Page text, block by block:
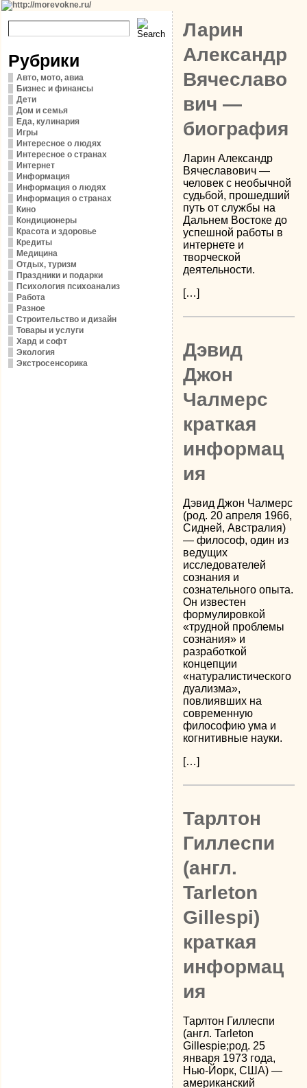
Рубрики
Авто, мото, авиа
Бизнес и финансы
Дети
Дом и семья
Еда, кулинария
Игры
Интересное о людях
Интересное о странах
Интернет
Информация
Информация о людях
Информация о странах
Кино
Кондиционеры
Красота и здоровье
Кредиты
Медицина
Отдых, туризм
Праздники и подарки
Психология психоанализ
Работа
Разное
Строительство и дизайн
Товары и услуги
Хард и софт
Экология
Экстросенсорика
Ларин
Александр
Вячеславо
вич —
биография
Ларин Александр
Вячеславович —
человек с необычной
судьбой, прошедший
путь от службы на
Дальнем Востоке до
успешной работы в
интернете и
творческой
деятельности.
[…]
Дэвид
Джон
Чалмерс
краткая
информац
ия
Дэвид Джон Чалмерс
(род. 20 апреля 1966,
Сидней, Австралия)
— философ, один из
ведущих
исследователей
сознания и
сознательного опыта.
Он известен
формулировкой
«трудной проблемы
сознания» и
разработкой
концепции
«натуралистического
дуализма»,
повлиявших на
современную
философию ума и
когнитивные науки.
[…]
Тарлтон
Гиллеспи
(англ.
Tarleton
Gillespi)
краткая
информац
ия
Тарлтон Гиллеспи
(англ. Tarleton
Gillespie;род. 25
января 1973 года,
Нью-Йорк, США) —
американский